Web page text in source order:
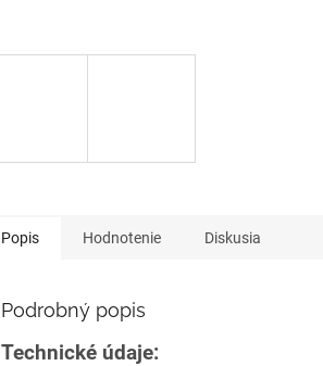
Popis Hodnotenie Diskusia
Podrobný popis
Technické údaje: